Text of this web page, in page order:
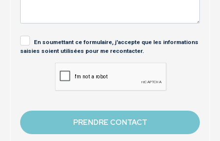
En soumettant ce formulaire, j'accepte que les informations
saisies soient utilisées pour me recontacter.